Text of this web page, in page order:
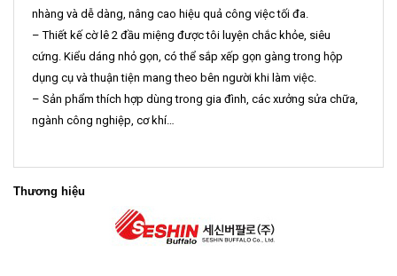
nhàng và dễ dàng, nâng cao hiệu quả công việc tối đa.
– Thiết kế cờ lê 2 đầu miệng được tôi luyện chắc khỏe, siêu
cứng. Kiểu dáng nhỏ gọn, có thể sắp xếp gọn gàng trong hộp
dụng cụ và thuận tiện mang theo bên người khi làm việc.
– Sản phẩm thích hợp dùng trong gia đình, các xưởng sửa chữa,
ngành công nghiệp, cơ khí…
Thương hiệu